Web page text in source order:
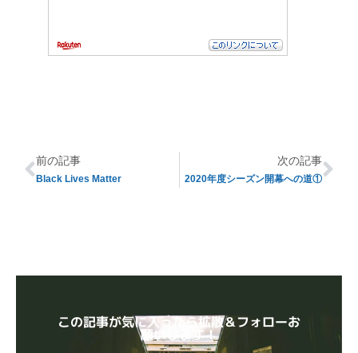
前の記事
Black Lives Matter
次の記事
2020年度シーズン開幕への道①
この記事が気に入ったら拡散＆フォローお
願いします！